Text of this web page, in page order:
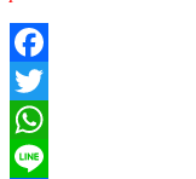
Facebook
Twitter
WhatsApp